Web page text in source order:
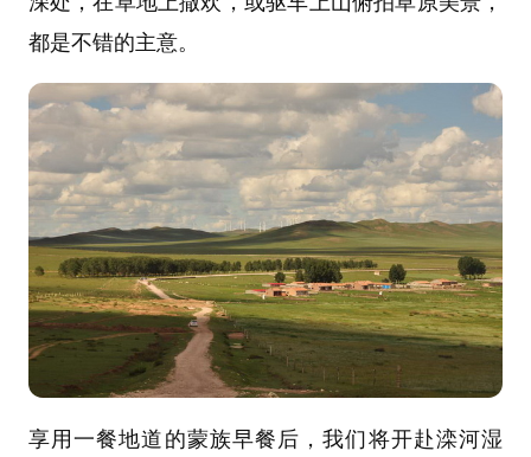
都是不错的主意。
享用一餐地道的蒙族早餐后，我们将开赴滦河湿